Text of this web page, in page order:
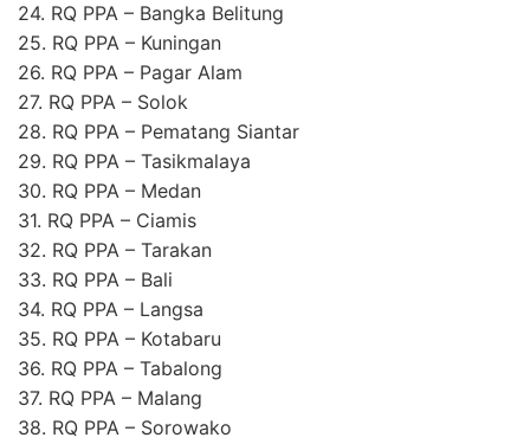
24. RQ PPA – Bangka Belitung
25. RQ PPA – Kuningan
26. RQ PPA – Pagar Alam
27. RQ PPA – Solok
28. RQ PPA – Pematang Siantar
29. RQ PPA – Tasikmalaya
30. RQ PPA – Medan
31. RQ PPA – Ciamis
32. RQ PPA – Tarakan
33. RQ PPA – Bali
34. RQ PPA – Langsa
35. RQ PPA – Kotabaru
36. RQ PPA – Tabalong
37. RQ PPA – Malang
38. RQ PPA – Sorowako